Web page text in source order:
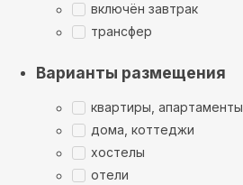
включён завтрак
трансфер
Варианты размещения
квартиры, апартаменты
дома, коттеджи
хостелы
отели